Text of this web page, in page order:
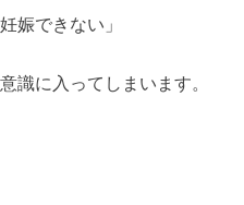
娠できない」
識に入ってしまいます。